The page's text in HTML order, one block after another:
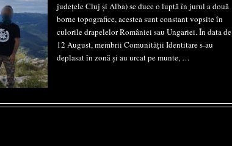
județele Cluj și Alba) se duce o luptă în jurul a două
borne topografice, acestea sunt constant vopsite în
culorile drapelelor României sau Ungariei. În data de
12 August, membrii Comunității Identitare s-au
deplasat în zonă și au urcat pe munte, …